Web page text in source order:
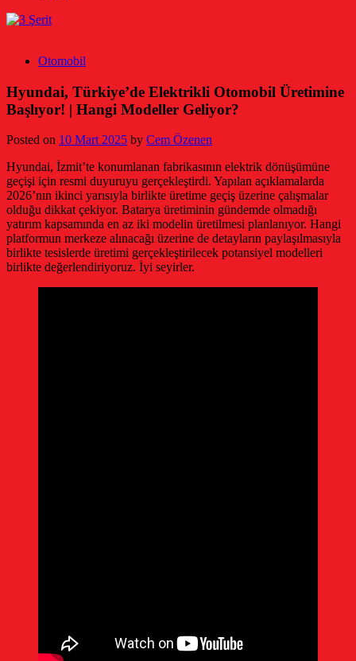
Otomobil
Hyundai, Türkiye’de Elektrikli Otomobil Üretimine
Başlıyor! | Hangi Modeller Geliyor?
Posted on 10 Mart 2025 by Cem Özenen
Hyundai, İzmit’te konumlanan fabrikasının elektrik dönüşümüne
geçişi için resmi duyuruyu gerçekleştirdi. Yapılan açıklamalarda
2026’nın ikinci yarısıyla birlikte üretime geçiş üzerine çalışmalar
olduğu dikkat çekiyor. Batarya üretiminin gündemde olmadığı
yatırım kapsamında en az iki modelin üretilmesi planlanıyor. Hangi
platformun merkeze alınacağı üzerine de detayların paylaşılmasıyla
birlikte tesislerde üretimi gerçekleştirilecek potansiyel modelleri
birlikte değerlendiriyoruz. İyi seyirler.